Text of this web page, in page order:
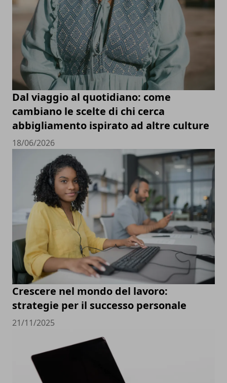
Dal viaggio al quotidiano: come
cambiano le scelte di chi cerca
abbigliamento ispirato ad altre culture
18/06/2026
Crescere nel mondo del lavoro:
strategie per il successo personale
21/11/2025